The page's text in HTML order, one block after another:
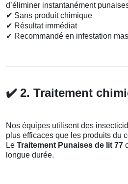
d’éliminer instantanément
✔ Sans produit chimique
✔ Résultat immédiat
✔ Recommandé en infestation
✔️ 2. Traitement
Nos équipes utilisent des
plus efficaces que les produits du
Le Traitement Punaises de lit 77
longue durée.